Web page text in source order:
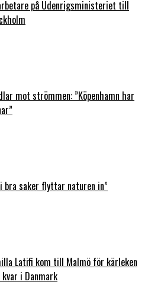
på Udenrigsministeriet till
mot strömmen: ”Köpenhamn har
bra saker flyttar naturen in”
Latifi kom till Malmö för kärleken
i Danmark